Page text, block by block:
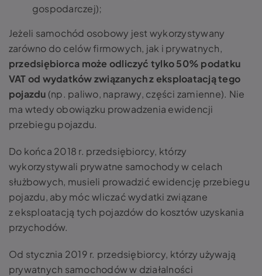
gospodarczej);
Jeżeli samochód osobowy jest wykorzystywany
zarówno do celów firmowych, jak i prywatnych,
przedsiębiorca może odliczyć tylko 50% podatku
VAT od wydatków związanych z eksploatacją tego
pojazdu (np. paliwo, naprawy, części zamienne)​. Nie
ma wtedy obowiązku prowadzenia ewidencji
przebiegu pojazdu.
Do końca 2018 r. przedsiębiorcy, którzy
wykorzystywali prywatne samochody w celach
służbowych, musieli prowadzić ewidencję przebiegu
pojazdu, aby móc wliczać wydatki związane
z eksploatacją tych pojazdów do kosztów uzyskania
przychodów.
Od stycznia 2019 r. przedsiębiorcy, którzy używają
prywatnych samochodów w działalności